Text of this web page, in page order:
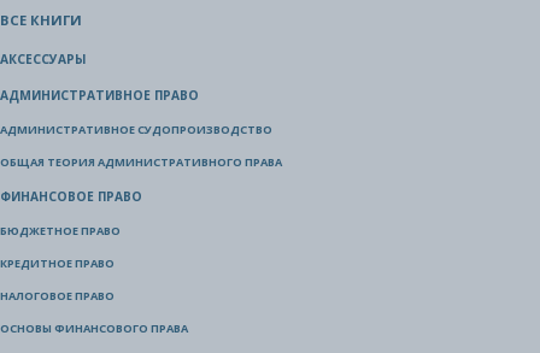
ВСЕ КНИГИ
АКСЕССУАРЫ
АДМИНИСТРАТИВНОЕ ПРАВО
АДМИНИСТРАТИВНОЕ СУДОПРОИЗВОДСТВО
ОБЩАЯ ТЕОРИЯ АДМИНИСТРАТИВНОГО ПРАВА
ФИНАНСОВОЕ ПРАВО
БЮДЖЕТНОЕ ПРАВО
КРЕДИТНОЕ ПРАВО
НАЛОГОВОЕ ПРАВО
ОСНОВЫ ФИНАНСОВОГО ПРАВА